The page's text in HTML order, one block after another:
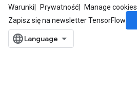
Warunki Prywatność
Manage cookies
Zapisz się na newsletter TensorFlow